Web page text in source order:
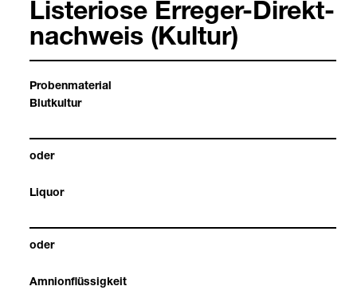
Lis­te­riose Erre­ger-​Direkt­
nach­weis (Kul­tur)
Pro­ben­ma­te­rial
Blut­kul­tur
oder
Liquor
oder
Amnion­flüs­sig­keit